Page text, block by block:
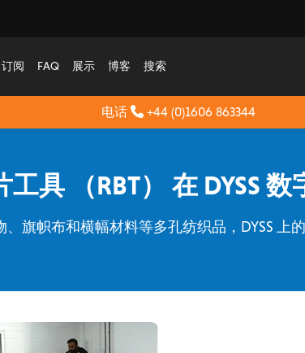
订阅 FAQ 展示 博客 搜索
电话 +44 (0)1606 863344
具 （RBT） 在 DYSS
旗帜布和横幅材料等多孔纺织品，DYSS 上